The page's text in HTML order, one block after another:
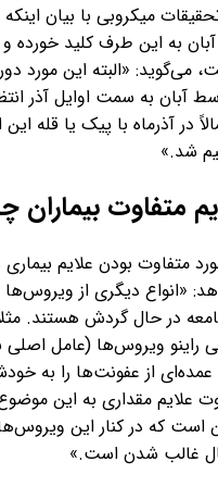
میکروبی با بیان اینکه
حدوداً از ۱۵ آبان به این طرف کلید
«البته این مورد دور
آبان به سمت اوایل آذر
در آذرماه با پیک یا قله
شد.»
متفاوت
متفاوت بودن علایم بیماری
«انواع دیگری از ویروس‌ها هم
در حال گردش هستند.
۱۹ حتی راینو ویروس‌ها (عامل
از عفونت‌ها را به
علایم مقداری به این
است که در کنار این
غالب شدن است.»